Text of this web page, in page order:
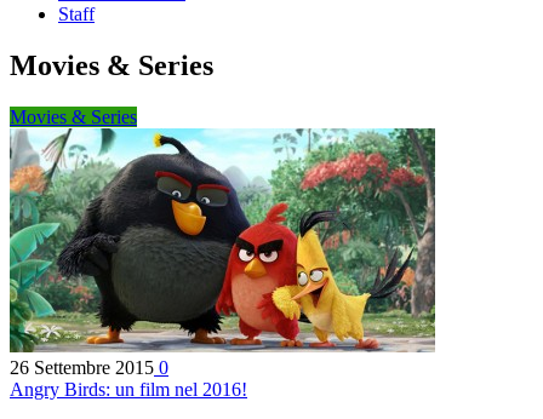
Staff
Movies & Series
Movies & Series
26 Settembre 2015 0
Angry Birds: un film nel 2016!